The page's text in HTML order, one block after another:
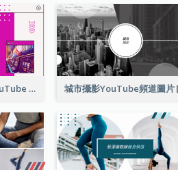
遊戲開始在線遊戲 YouTube 頻道圖片 城市攝影YouTube頻道圖片